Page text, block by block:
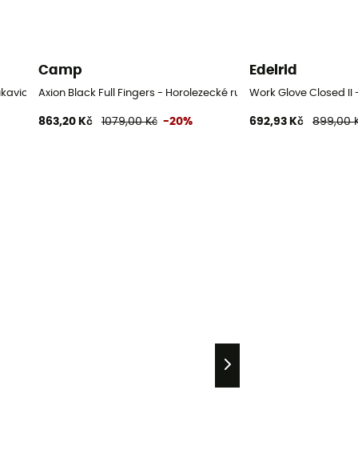
Camp
Axion Black Full Fingers - Horolezecké rukavice
863,20 Kč 1079,00 Kč -20%
Edelrid
Work Glove Closed
692,93 Kč 899,00